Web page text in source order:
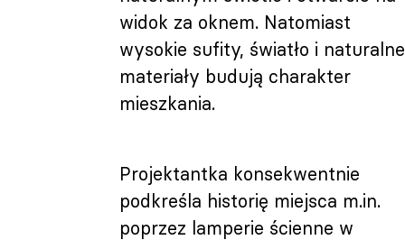
widok za oknem. Natomiast
wysokie sufity, światło i naturalne
materiały budują charakter
mieszkania.
Projektantka konsekwentnie
podkreśla historię miejsca m.in.
poprzez lamperie ścienne w